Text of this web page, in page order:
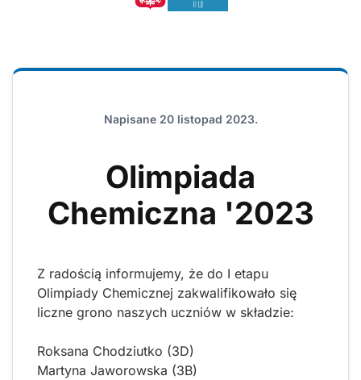
Napisane 20 listopad 2023.
Olimpiada
Chemiczna '2023
Z radością informujemy, że do I etapu
Olimpiady Chemicznej zakwalifikowało się
liczne grono naszych uczniów w składzie:
Roksana Chodziutko (3D)
Martyna Jaworowska (3B)